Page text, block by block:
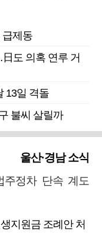
제동
도 의혹 연루 거
13일 격돌
불씨 살릴까
울산·경남 소식
주정차 단속 계도
지원금 조례안 처